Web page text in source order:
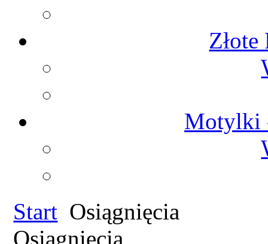
Motylki
Start Osiągnięcia
Osiągnięcia